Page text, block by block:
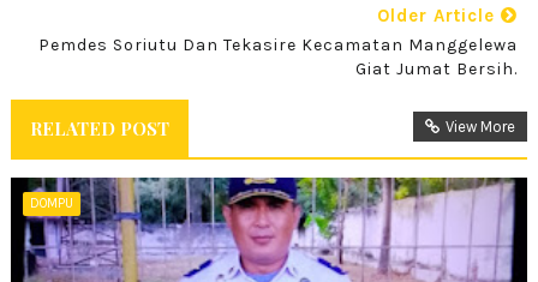
Older Article
Pemdes Soriutu Dan Tekasire Kecamatan Manggelewa
Giat Jumat Bersih.
RELATED POST View More
DOMPU